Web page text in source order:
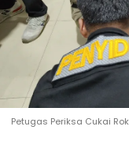
Petugas Periksa Cukai